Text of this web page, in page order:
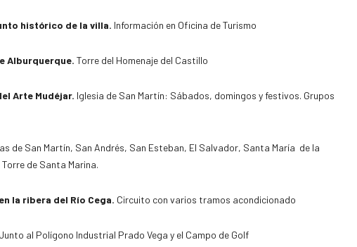
histórico de la villa. Información en Oficina de Turismo
Alburquerque. Torre del Homenaje del Castillo
Arte Mudéjar. Iglesia de San Martín: Sábados, domingos y festivos. Grupos
de San Martín, San Andrés, San Esteban, El Salvador, Santa María de la
de Santa Marina.
la ribera del Río Cega. Circuito con varios tramos acondicionado
Junto al Polígono Industrial Prado Vega y el Campo de Golf